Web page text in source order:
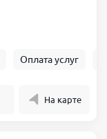
Оплата услуг
На карте